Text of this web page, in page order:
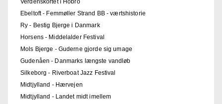
Verdenskortet i Hobro
Ebeltoft - Femmøller Strand BB - værtshistorie
Ry - Bestig Bjerge i Danmark
Horsens - Middelalder Festival
Mols Bjerge - Guderne gjorde sig umage
Gudenåen - Danmarks længste vandløb
Silkeborg - Riverboat Jazz Festival
Midtjylland - Hærvejen
Midtjylland - Landet midt imellem